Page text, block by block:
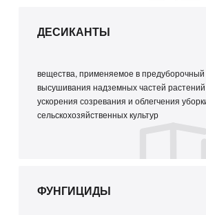
ДЕСИКАНТЫ
вещества, применяемое в
высушивания надземных частей
ускорения созревания и облегчения
сельскохозяйственных культур
ФУНГИЦИДЫ